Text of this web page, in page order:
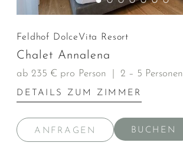
Feldhof DolceVita Resort
Chalet Annalena
ab 235 € pro Person 2 – 5 Personen
DETAILS ZUM ZIMMER
ANFRAGEN BUCHEN